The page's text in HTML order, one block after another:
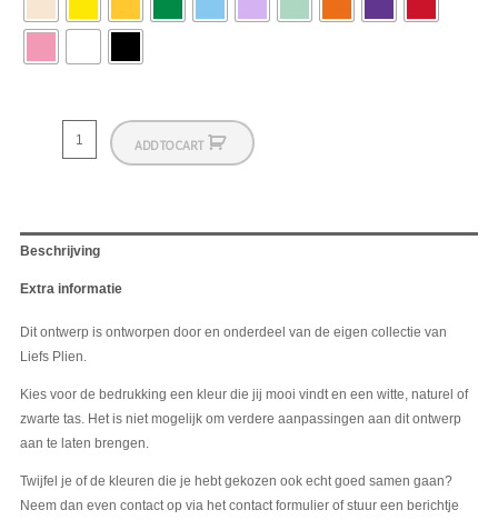
ADD TO CART
Beschrijving
Extra informatie
Dit ontwerp is ontworpen door en onderdeel van de eigen collectie van
Liefs Plien.
Kies voor de bedrukking een kleur die jij mooi vindt en een witte, naturel of
zwarte tas. Het is niet mogelijk om verdere aanpassingen aan dit ontwerp
aan te laten brengen.
Twijfel je of de kleuren die je hebt gekozen ook echt goed samen gaan?
Neem dan even contact op via het contact formulier of stuur een berichtje